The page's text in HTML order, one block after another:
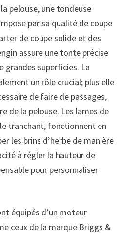
pelouse, une tondeuse
par sa qualité de coupe
de coupe solide et des
assure une tonte précise
grandes superficies. La
un rôle crucial; plus elle
de faire de passages,
de la pelouse. Les lames de
tranchant, fonctionnent en
les brins d’herbe de manière
à régler la hauteur de
pour personnaliser
équipés d’un moteur
ceux de la marque Briggs &